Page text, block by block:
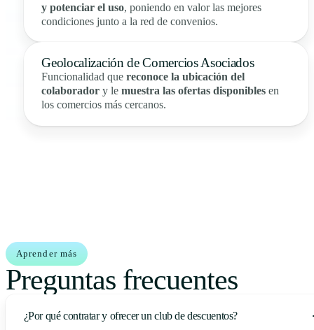
y potenciar el uso, poniendo en valor las mejores
condiciones junto a la red de convenios.
Geolocalización de Comercios Asociados
Funcionalidad quereconoce la ubicación del
colaborador y lemuestra las ofertas disponibles en
los comercios más cercanos.
Aprender más
Preguntas frecuentes
¿Por qué contratar y ofrecer un club de descuentos?